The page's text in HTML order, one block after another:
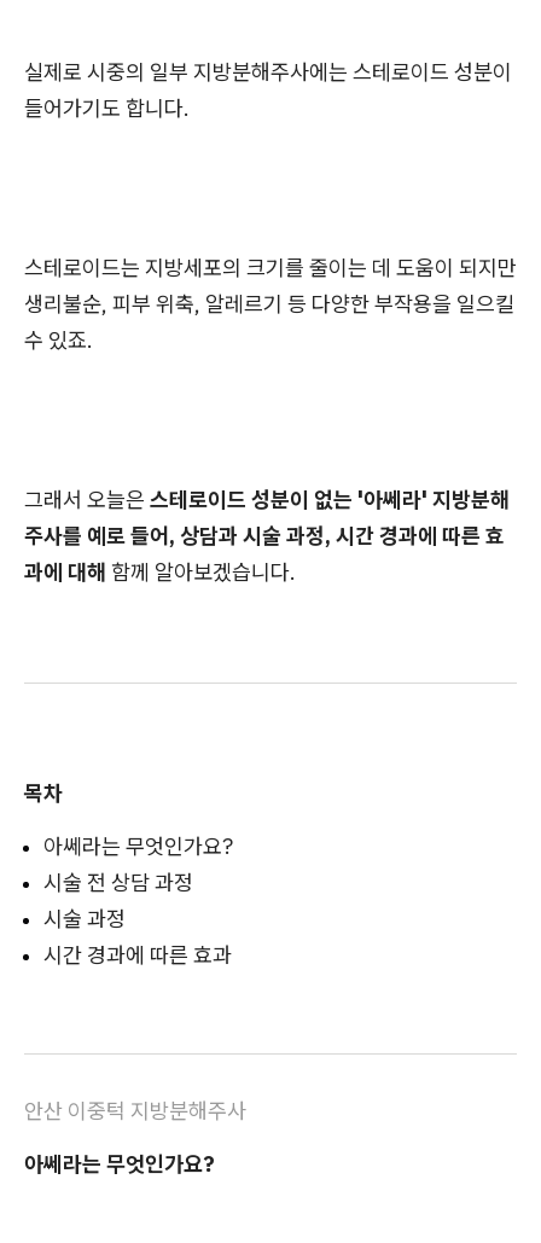
실제로 시중의 일부 지방분해주사에는 스테로이드 성분이
들어가기도 합니다.
스테로이드는 지방세포의 크기를 줄이는 데 도움이 되지만
생리불순, 피부 위축, 알레르기 등 다양한 부작용을 일으킬
수 있죠.
그래서 오늘은 스테로이드 성분이 없는 '아쎄라' 지방분해
주사를 예로 들어, 상담과 시술 과정, 시간 경과에 따른 효
과에 대해 함께 알아보겠습니다.
목차
아쎄라는 무엇인가요?
시술 전 상담 과정
시술 과정
시간 경과에 따른 효과
안산 이중턱 지방분해주사
아쎄라는 무엇인가요?